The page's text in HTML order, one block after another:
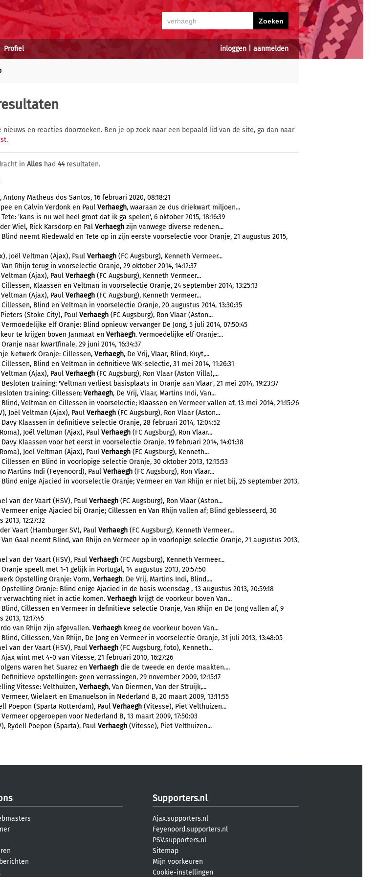
inloggen aanmelden
Profiel
nieuws en reacties doorzoeken. Ben je op zoek naar een bepaald lid van de site, ga dan naar
.
in Alles had 44resultaten.
Antony Matheus dos Santos, 16 februari 2020, 08:18:21
en Calvin Verdonk en Paul Verhaegh, waaraan ze dus driekwart miljoen...
'kans is nu wel heel groot dat ik ga spelen', 6 oktober 2015, 18:16:39
Wiel, Rick Karsdorp en Pal Verhaegh zijn vanwege diverse redenen...
Blind neemt Riedewald en Tete op in zijn eerste voorselectie voor Oranje, 21 augustus 2015,
Joël Veltman (Ajax), Paul Verhaegh (FC Augsburg), Kenneth Vermeer...
Rhijn terug in voorselectie Oranje, 29 oktober 2014, 14:12:37
Veltman (Ajax), Paul Verhaegh (FC Augsburg), Kenneth Vermeer...
Klaassen en Veltman in voorselectie Oranje, 24 september 2014, 13:25:13
Veltman (Ajax), Paul Verhaegh (FC Augsburg), Kenneth Vermeer...
Blind en Veltman in voorselectie Oranje, 20 augustus 2014, 13:30:35
Pieters (Stoke City), Paul Verhaegh (FC Augsburg), Ron Vlaar (Aston...
elf Oranje: Blind opnieuw vervanger De Jong, 5 juli 2014, 07:50:45
te krijgen boven Janmaat en Verhaegh. Vermoedelijke elf Oranje:...
naar kwartfinale, 29 juni 2014, 16:34:37
Netwerk Oranje: Cillessen, Verhaegh, De Vrij, Vlaar, Blind, Kuyt,...
Blind en Veltman in definitieve WK-selectie, 31 mei 2014, 11:26:31
Veltman (Ajax), Paul Verhaegh (FC Augsburg), Ron Vlaar (Aston Villa),...
Besloten training: 'Veltman verliest basisplaats in Oranje aan Vlaar', 21 mei 2014, 19:23:37
training: Cillessen; Verhaegh, De Vrij, Vlaar, Martins Indi, Van...
Veltman en Cillessen in voorselectie; Klaassen en Vermeer vallen af, 13 mei 2014, 21:15:26
Joël Veltman (Ajax), Paul Verhaegh (FC Augsburg), Ron Vlaar (Aston...
Davy Klaassen in definitieve selectie Oranje, 28 februari 2014, 12:04:52
Joël Veltman (Ajax), Paul Verhaegh (FC Augsburg), Ron Vlaar...
Klaassen voor het eerst in voorselectie Oranje, 19 februari 2014, 14:01:38
Joël Veltman (Ajax), Paul Verhaegh (FC Augsburg), Kenneth...
en Blind in voorlopige selectie Oranje, 30 oktober 2013, 12:15:53
Martins Indi (Feyenoord), Paul Verhaegh (FC Augsburg), Ron Vlaar...
Blind enige Ajacied in voorselectie Oranje; Vermeer en Van Rhijn er niet bij, 25 september 2013,
van der Vaart (HSV), Paul Verhaegh (FC Augsburg), Ron Vlaar (Aston...
Vermeer enige Ajacied bij Oranje; Cillessen en Van Rhijn vallen af; Blind geblesseerd, 30
2013, 12:27:32
Vaart (Hamburger SV), Paul Verhaegh (FC Augsburg), Kenneth Vermeer...
Van Gaal neemt Blind, van Rhijn en Vermeer op in voorlopige selectie Oranje, 21 augustus 2013,
van der Vaart (HSV), Paul Verhaegh (FC Augsburg), Kenneth Vermeer...
speelt met 1-1 gelijk in Portugal, 14 augustus 2013, 20:57:50
Opstelling Oranje: Vorm, Verhaegh, De Vrij, Martins Indi, Blind,...
Oranje: Blind enige Ajacied in de basis woensdag , 13 augustus 2013, 20:59:18
verwachting niet in actie komen. Verhaegh krijgt de voorkeur boven Van...
Blind, Cillessen en Vermeer in definitieve selectie Oranje, Van Rhijn en De Jong vallen af, 9
2013, 12:17:45
van Rhijn zijn afgevallen. Verhaegh kreeg de voorkeur boven Van...
Cillessen, Van Rhijn, De Jong en Vermeer in voorselectie Oranje, 31 juli 2013, 13:48:05
van der Vaart (HSV), Paul Verhaegh (FC Augsburg, foto), Kenneth...
wint met 4-0 van Vitesse, 21 februari 2010, 16:27:26
waren het Suarez en Verhaegh die de tweede en derde maakten....
opstellingen: geen verrassingen, 29 november 2009, 12:15:17
Vitesse: Velthuizen, Verhaegh, Van Diermen, Van der Struijk,...
Wielaert en Emanuelson in Nederland B, 20 maart 2009, 13:11:55
Poepon (Sparta Rotterdam), Paul Verhaegh (Vitesse), Piet Velthuizen...
opgeroepen voor Nederland B, 13 maart 2009, 17:50:03
Rydell Poepon (Sparta), Paul Verhaegh (Vitesse), Piet Velthuizen...
Supporters.nl
Ajax.supporters.nl
Feyenoord.supporters.nl
PSV.supporters.nl
Sitemap
Mijn voorkeuren
Cookie-instellingen